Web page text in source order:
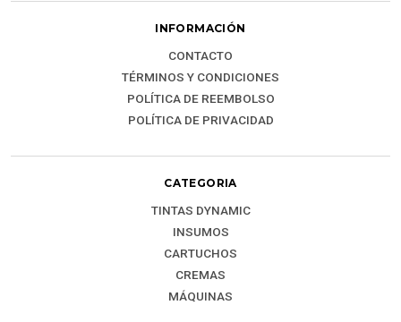
INFORMACIÓN
CONTACTO
TÉRMINOS Y CONDICIONES
POLÍTICA DE REEMBOLSO
POLÍTICA DE PRIVACIDAD
CATEGORIA
TINTAS DYNAMIC
INSUMOS
CARTUCHOS
CREMAS
MÁQUINAS